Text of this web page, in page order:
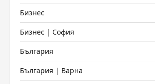
Бизнес
Бизнес | София
България
България | Варна